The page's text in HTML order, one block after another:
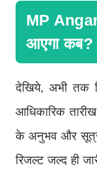
MP
आएगा कब?
देखिये, अभी तक
आधिकारिक
के अनुभव और
रिजल्ट जल्द ही